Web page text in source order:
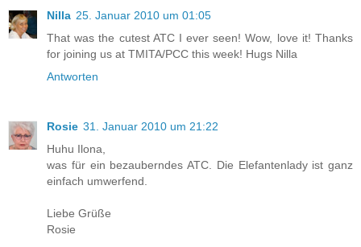
Nilla 25. Januar 2010 um 01:05
That was the cutest ATC I ever seen! Wow, love it! Thanks
for joining us at TMITA/PCC this week! Hugs Nilla
Antworten
Rosie 31. Januar 2010 um 21:22
Huhu Ilona,
was für ein bezauberndes ATC. Die Elefantenlady ist ganz
einfach umwerfend.
Liebe Grüße
Rosie